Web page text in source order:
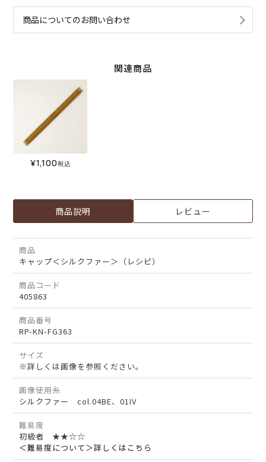
商品についてのお問い合わせ
関連商品
¥1,100税込
商品説明 レビュー
商品
キャップ＜シルクファー＞（レシピ）
商品コード
405863
商品番号
RP-KN-FG363
サイズ
※詳しくは画像を参照ください。
画像使用糸
シルクファー col.04BE、01IV
難易度
初級者 ★★☆☆
＜難易度について＞詳しくはこちら